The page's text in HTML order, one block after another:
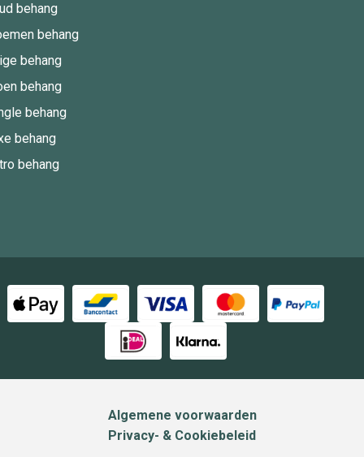
behang
behang
behang
behang
behang
behang
behang
Algemene voorwaarden
Privacy- & Cookiebeleid